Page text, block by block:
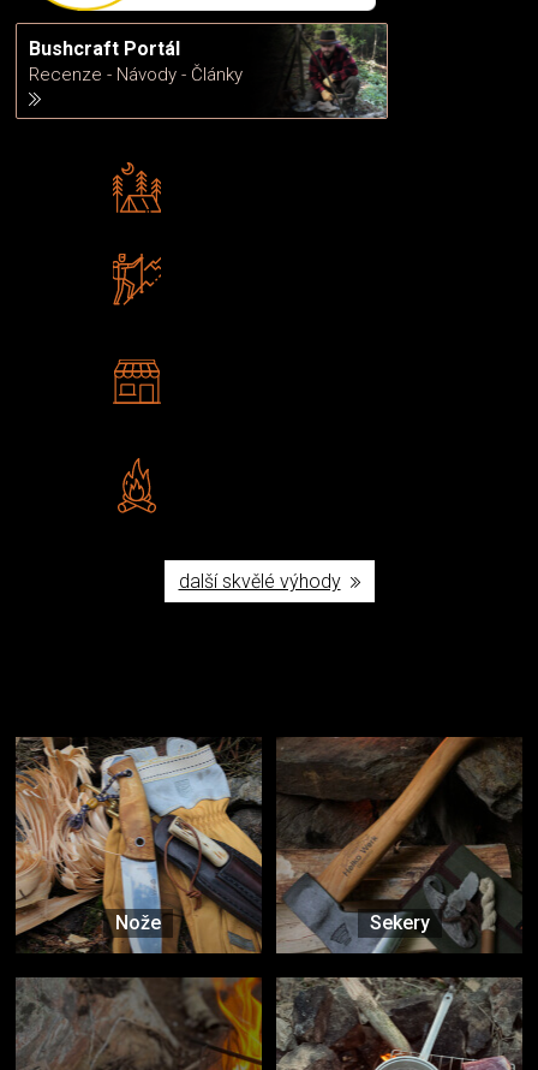
Bushcraft Portál
Recenze - Návody - Články
další skvělé výhody
Nože Sekery